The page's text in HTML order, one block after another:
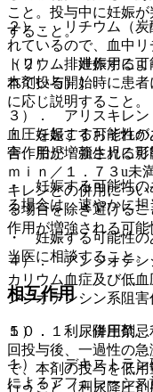
２）． リチウム（炭
れているので、血中
トリウム排泄作用に
れている）］。
３）． アリスキレン
血圧を起こすおそれ
害作用が増強される
ｍｉｎ／１．７３u未
キレンとの併用につ
る場合を除き避ける
作用が増強される可能
４）． アンジオテン
カリウム血症及び低
ンジオテンシン系阻害
５）． 利尿降圧剤、
回投与後、一過性の
で、本剤の投与を低
行うこと（利尿降圧
こと。投与中に妊娠
すること。
（２）． 妊娠する可
本剤投与開始時に患
に応じ説明すること。
・ 妊娠する可能性の
合、胎児・新生児に
・ 妊娠する可能性の
る場合は、速やかに
・ 妊娠する可能性の
当医に相談すること。
相互作用
１０．１． 併用禁忌
１）． デキストラン
によるアフェレーシ